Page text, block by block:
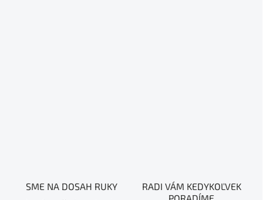
SME NA DOSAH RUKY
RADI VÁM KEDYKOĽVEK